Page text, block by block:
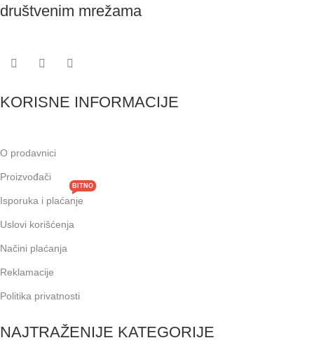
društvenim mrežama
KORISNE INFORMACIJE
O prodavnici
Proizvođači
Isporuka i plaćanje
BITNO
Uslovi korišćenja
Načini plaćanja
Reklamacije
Politika privatnosti
NAJTRAŽENIJE KATEGORIJE